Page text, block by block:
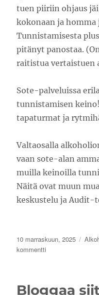
tuen piiriin ohjaus
kokonaan ja homma
Tunnistamisesta
pitänyt panostaa.
raitistua vertaistuen
Sote-palveluissa
tunnistamisen
tapaturmat ja
Valtaosalla
vaan sote-alan
muilla keinoilla
Näitä ovat muun
keskustelu ja Audit-
Julkaistu
10 marraskuun, 2025
kommentti
puheeksiotto
Bloggaa